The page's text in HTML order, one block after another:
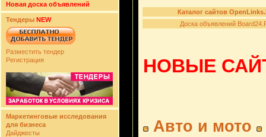
Новая доска объявлений
Тендеры NEW
Разместить тендер
Регистрация
Маркетинговые исследования
для бизнеса
Дайджесты
Каталог сайтов
Доска объявлений
НОВЫЕ
Авто и мото